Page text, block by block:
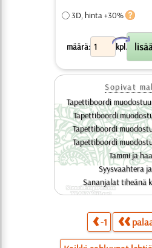
3D, hinta +30%
määrä: kpl.
X
Sopivat
Tapettiboordi
Tapettiboordi
Tapettiboordi
Tapettiboordi
Tammi ja
Syysvaahtera
Sananjalat tiheänä
-1